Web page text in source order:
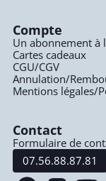
Compte
Un abonnement à
Cartes cadeaux
CGU/CGV
Annulation/
Mentions légales/
Contact
Formulaire de
07.56.88.87.81